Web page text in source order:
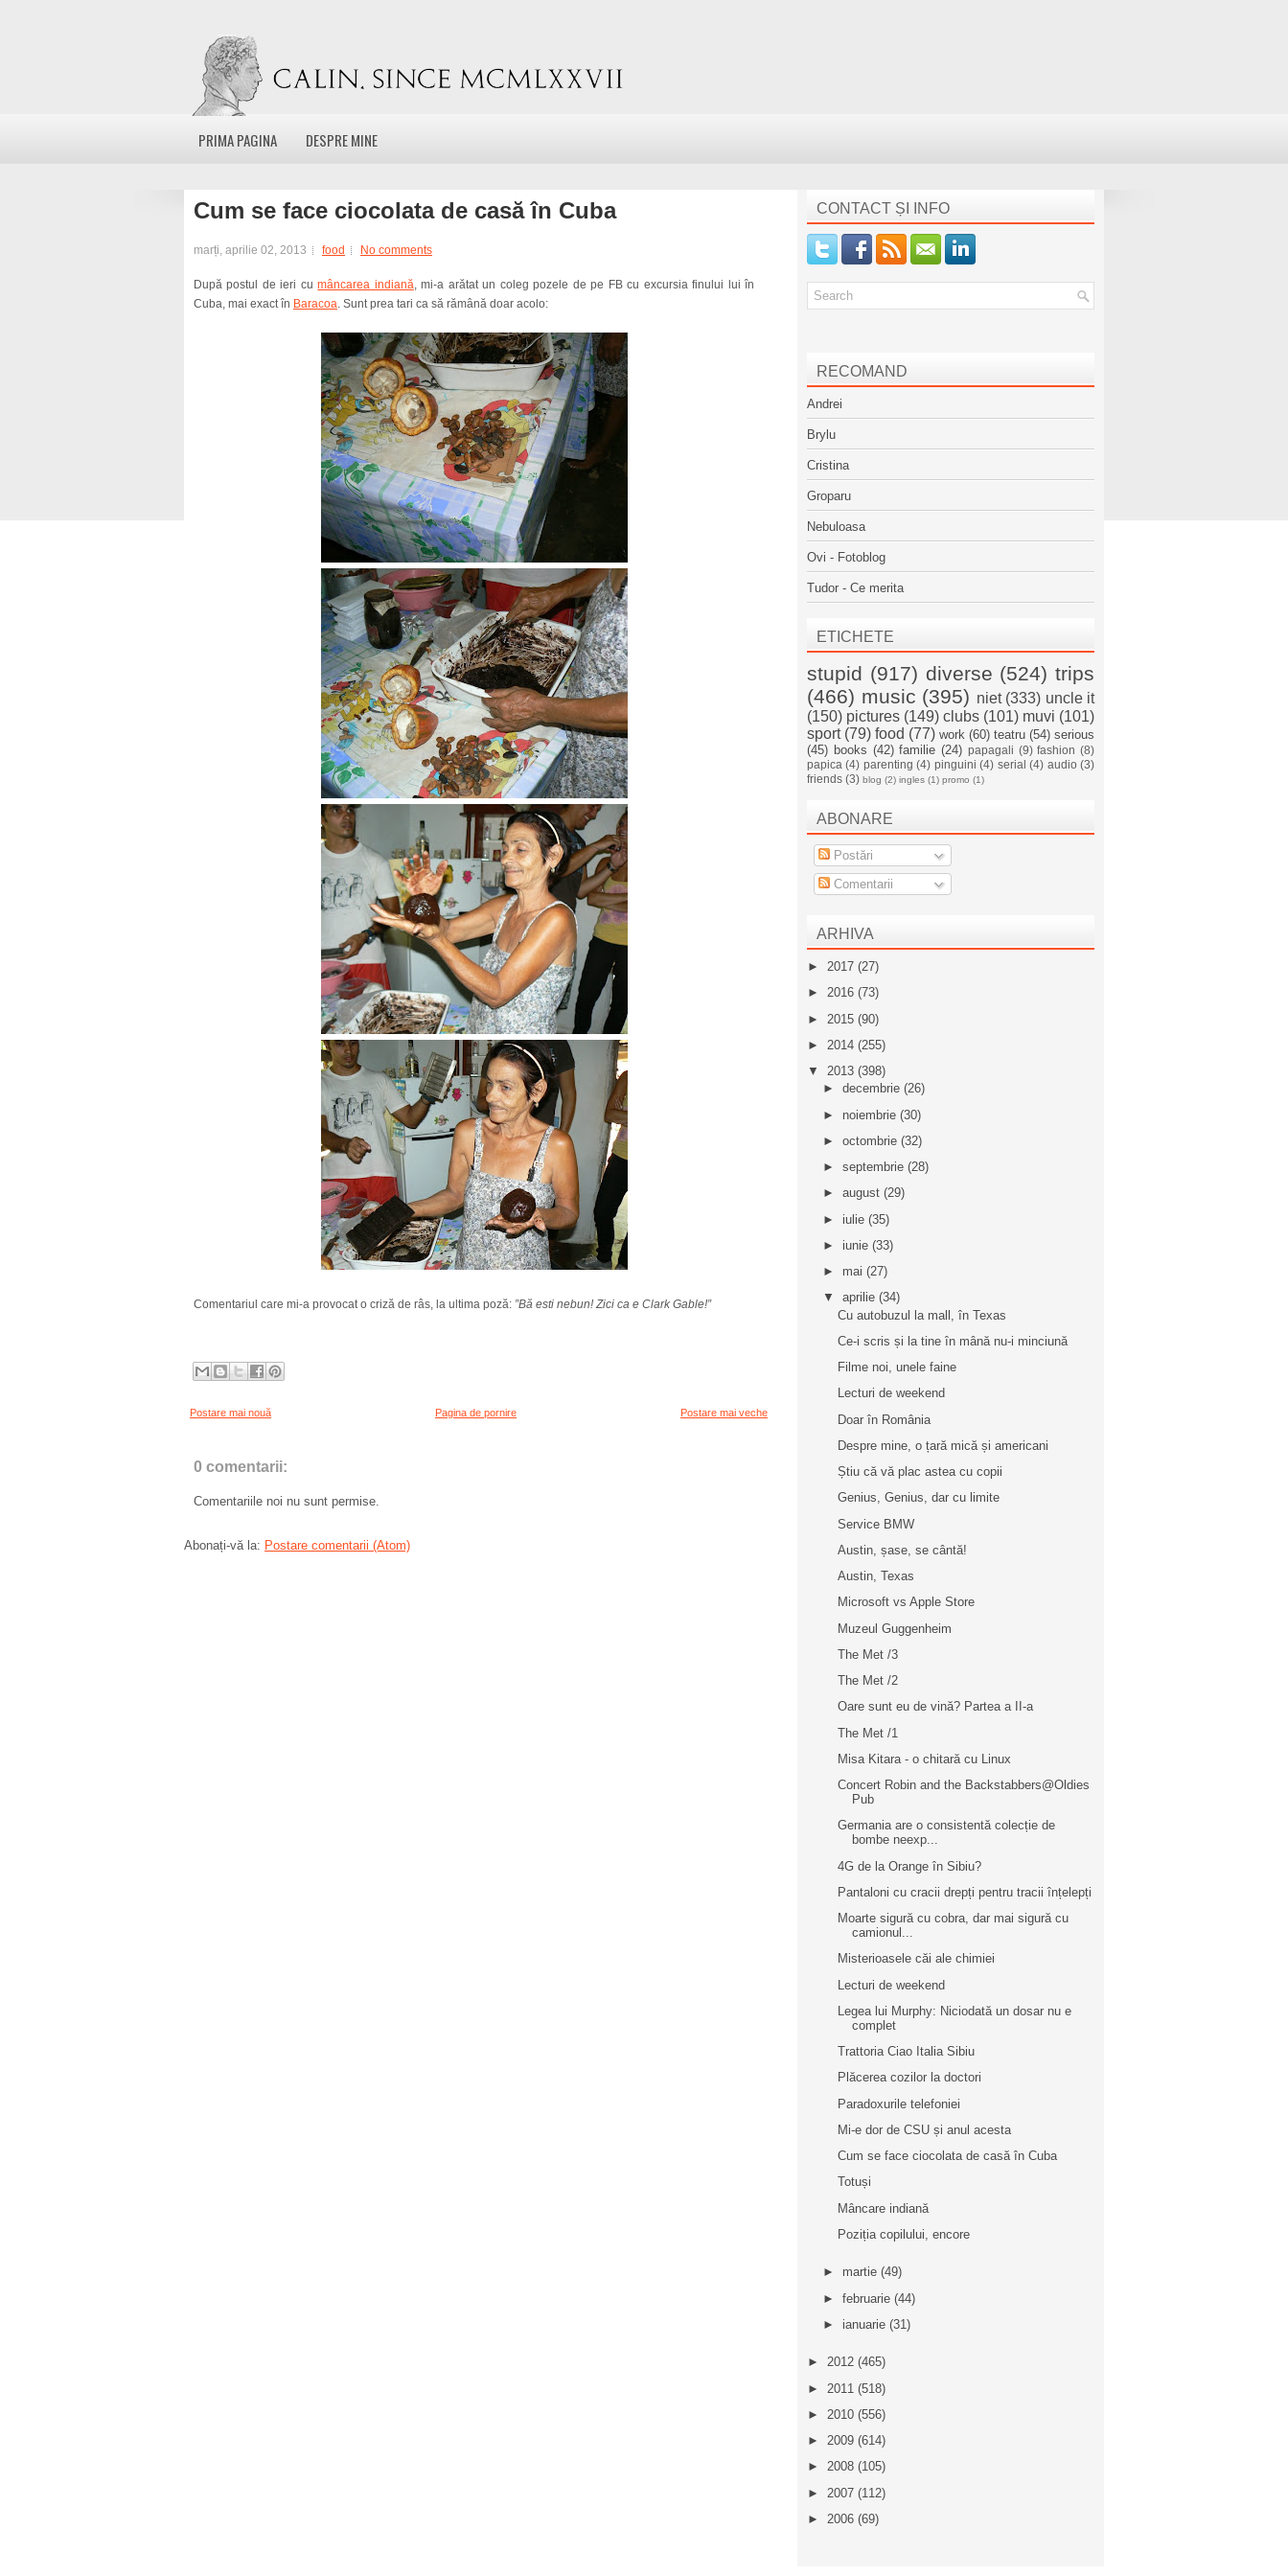
PRIMA PAGINA DESPRE MINE
Cum se face ciocolata de casă în Cuba
marți, aprilie 02, 2013 food No comments
După postul de ieri cumâncarea indiană, mi-a arătat un coleg pozele de pe FB cu excursia finului lui în
Cuba, mai exact în Baracoa. Sunt prea tari ca să rămână doar acolo:
Comentariul care mi-a provocat o criză de râs, la ultima poză: ”Bă esti nebun! Zici ca e Clark Gable!”
Postare mai nouă Postare mai veche
Pagina de pornire
0 comentarii:
Comentariile noi nu sunt permise.
Abonați-vă la: Postare comentarii (Atom)
CONTACT ȘI INFO
RECOMAND
Andrei
Brylu
Cristina
Groparu
Nebuloasa
Ovi - Fotoblog
Tudor - Ce merita
ETICHETE
stupid (917) diverse (524) trips
(466) music (395) niet (333) uncle it
(150) pictures (149) clubs (101) muvi (101)
sport (79) food (77) work (60) teatru (54) serious
(45) books (42) familie (24) papagali (9) fashion (8)
papica (4) parenting (4) pinguini (4) serial (4) audio (3)
friends (3) blog (2) ingles (1) promo (1)
ABONARE
Postări
Comentarii
ARHIVA
► 2017 (27)
► 2016 (73)
► 2015 (90)
► 2014 (255)
▼ 2013 (398)
► decembrie (26)
► noiembrie (30)
► octombrie (32)
► septembrie (28)
► august (29)
► iulie (35)
► iunie (33)
► mai (27)
▼ aprilie (34)
Cu autobuzul la mall, în Texas
Ce-i scris și la tine în mână nu-i minciună
Filme noi, unele faine
Lecturi de weekend
Doar în România
Despre mine, o țară mică și americani
Știu că vă plac astea cu copii
Genius, Genius, dar cu limite
Service BMW
Austin, șase, se cântă!
Austin, Texas
Microsoft vs Apple Store
Muzeul Guggenheim
The Met /3
The Met /2
Oare sunt eu de vină? Partea a II-a
The Met /1
Misa Kitara - o chitară cu Linux
Concert Robin and the Backstabbers@Oldies
Pub
Germania are o consistentă colecție de
bombe neexp...
4G de la Orange în Sibiu?
Pantaloni cu cracii drepți pentru tracii înțelepți
Moarte sigură cu cobra, dar mai sigură cu
camionul...
Misterioasele căi ale chimiei
Lecturi de weekend
Legea lui Murphy: Niciodată un dosar nu e
complet
Trattoria Ciao Italia Sibiu
Plăcerea cozilor la doctori
Paradoxurile telefoniei
Mi-e dor de CSU și anul acesta
Cum se face ciocolata de casă în Cuba
Totuși
Mâncare indiană
Poziția copilului, encore
► martie (49)
► februarie (44)
► ianuarie (31)
► 2012 (465)
► 2011 (518)
► 2010 (556)
► 2009 (614)
► 2008 (105)
► 2007 (112)
► 2006 (69)